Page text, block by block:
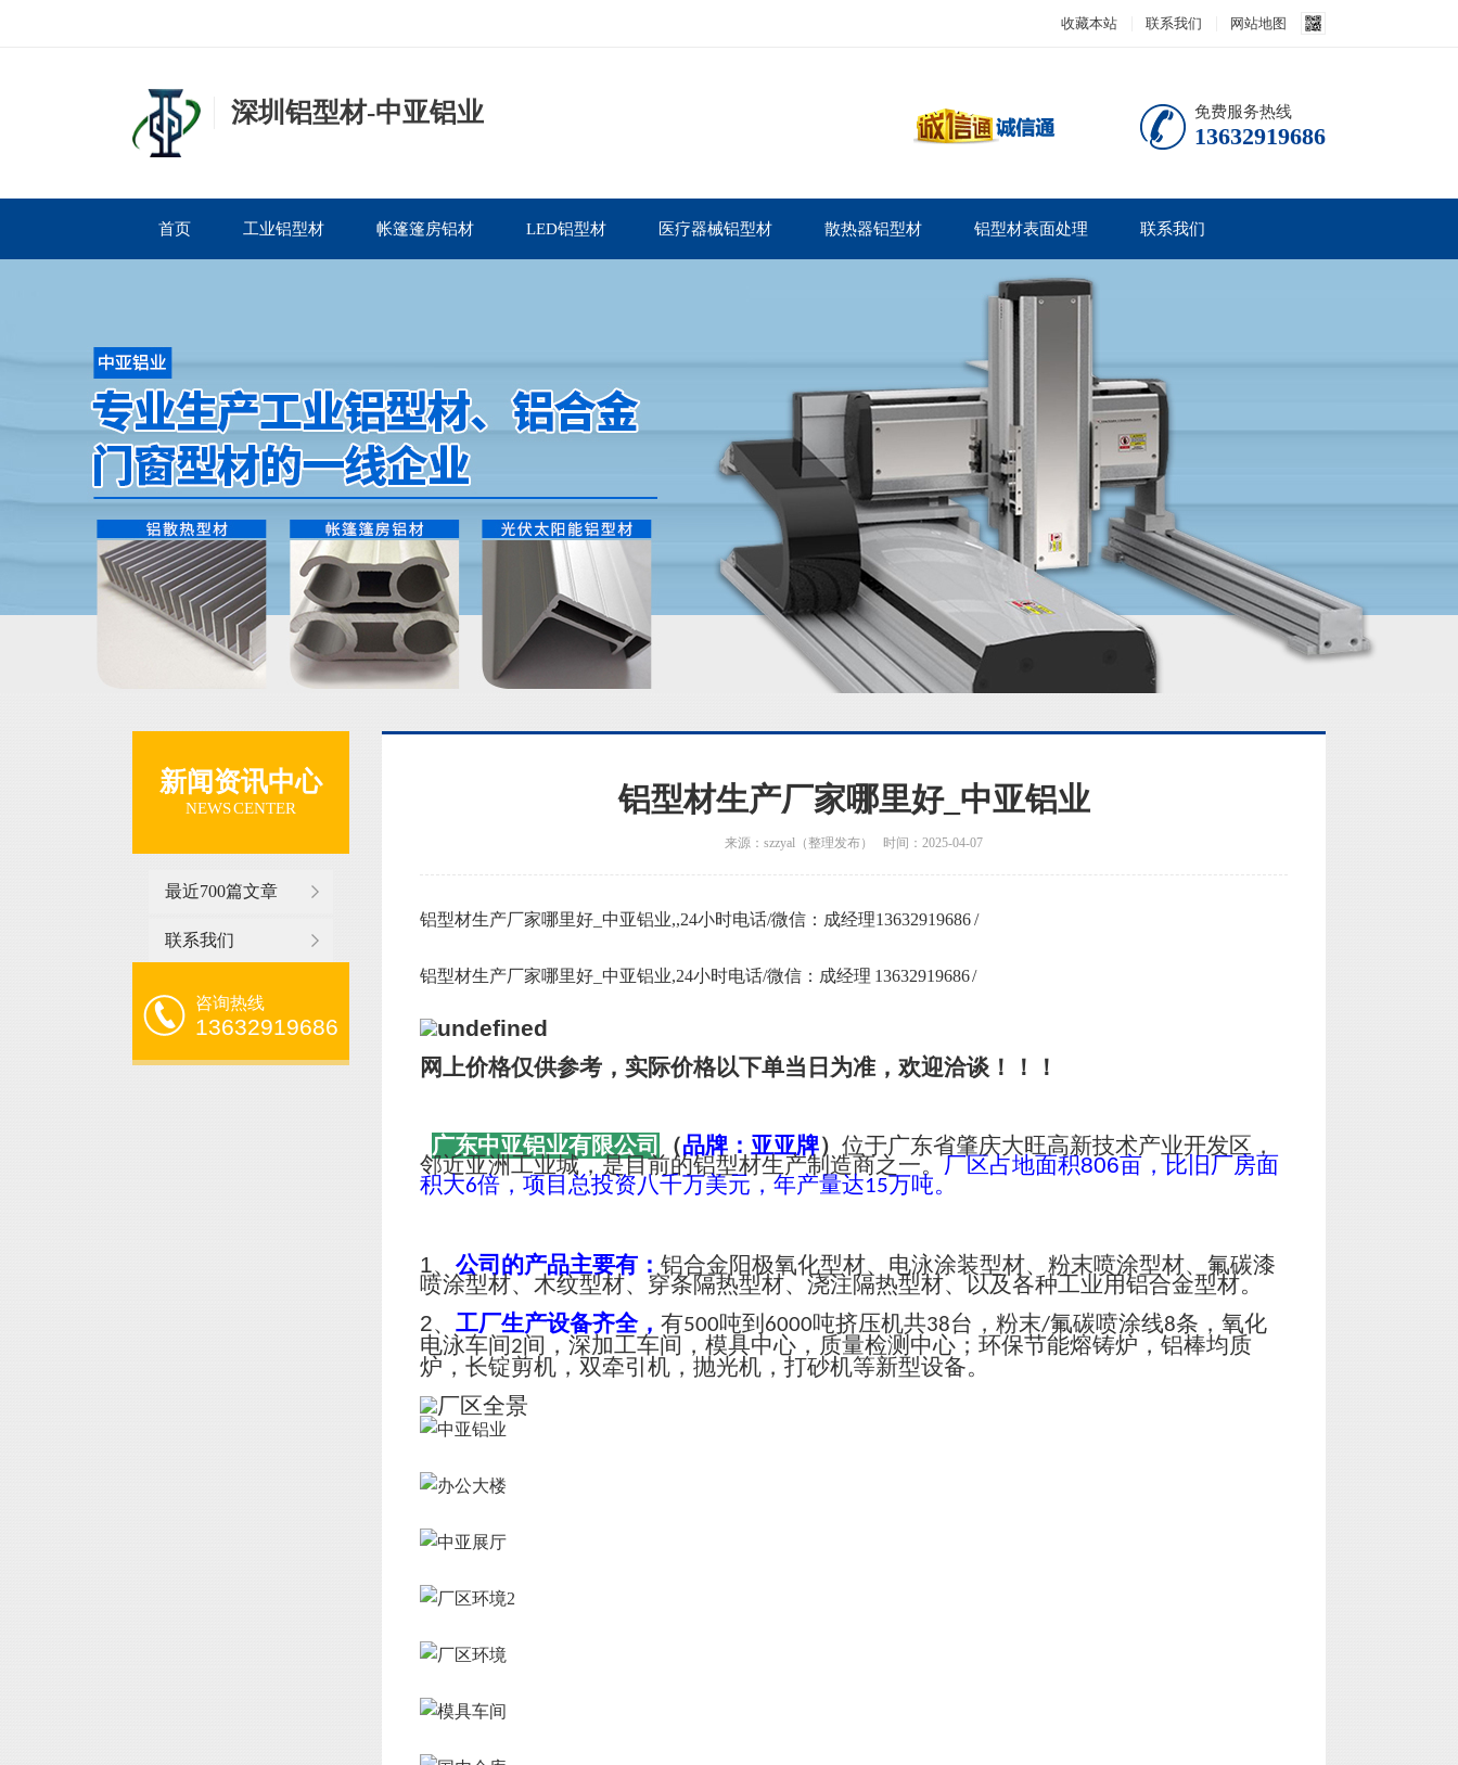
收藏本站 联系我们 网站地图
深圳铝型材-中亚铝业 免费服务热线
13632919686
首页 工业铝型材 帐篷篷房铝材 LED铝型材 医疗器械铝型材 散热器铝型材 铝型材表面处理 联系我们
新闻资讯中心
NEWS CENTER
最近700篇文章
联系我们
咨询热线
13632919686
铝型材生产厂家哪里好_中亚铝业
来源：szzyal（整理发布） 时间：2025-04-07
铝型材生产厂家哪里好_中亚铝业,,24小时电话/微信：成经理13632919686 /
铝型材生产厂家哪里好_中亚铝业,24小时电话/微信：成经理 13632919686 /
网上价格仅供参考，实际价格以下单当日为准，欢迎洽谈！！！
广东中亚铝业有限公司 （品牌：亚亚牌） 位于广东省肇庆大旺高新技术产业开发区，
邻近亚洲工业城，是目前的铝型材生产制造商之一。厂区占地面积806亩，比旧厂房面
积大6倍，项目总投资八千万美元，年产量达15万吨。
1、 公司的产品主要有： 铝合金阳极氧化型材、电泳涂装型材、粉末喷涂型材、氟碳漆
喷涂型材、木纹型材、穿条隔热型材、浇注隔热型材、以及各种工业用铝合金型材。
2、 工厂生产设备齐全， 有500吨到 6000吨挤压机共38台，粉末/氟碳喷涂线8条，氧化
电泳车间2间，深加工车间，模具中心，质量检测中心；环保节能熔铸炉，铝棒均质
炉，长锭剪机，双牵引机，抛光机，打砂机等新型设备。